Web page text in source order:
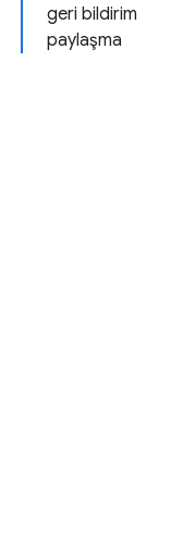
geri bildirim
paylaşma